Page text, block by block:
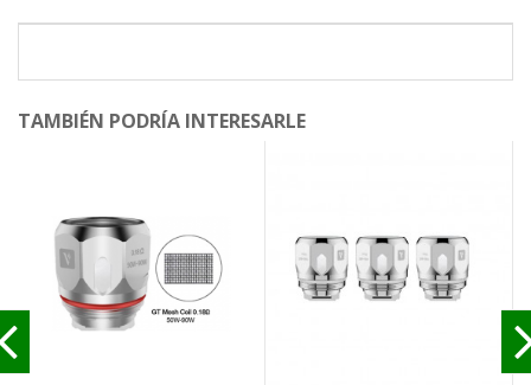
TAMBIÉN PODRÍA INTERESARLE